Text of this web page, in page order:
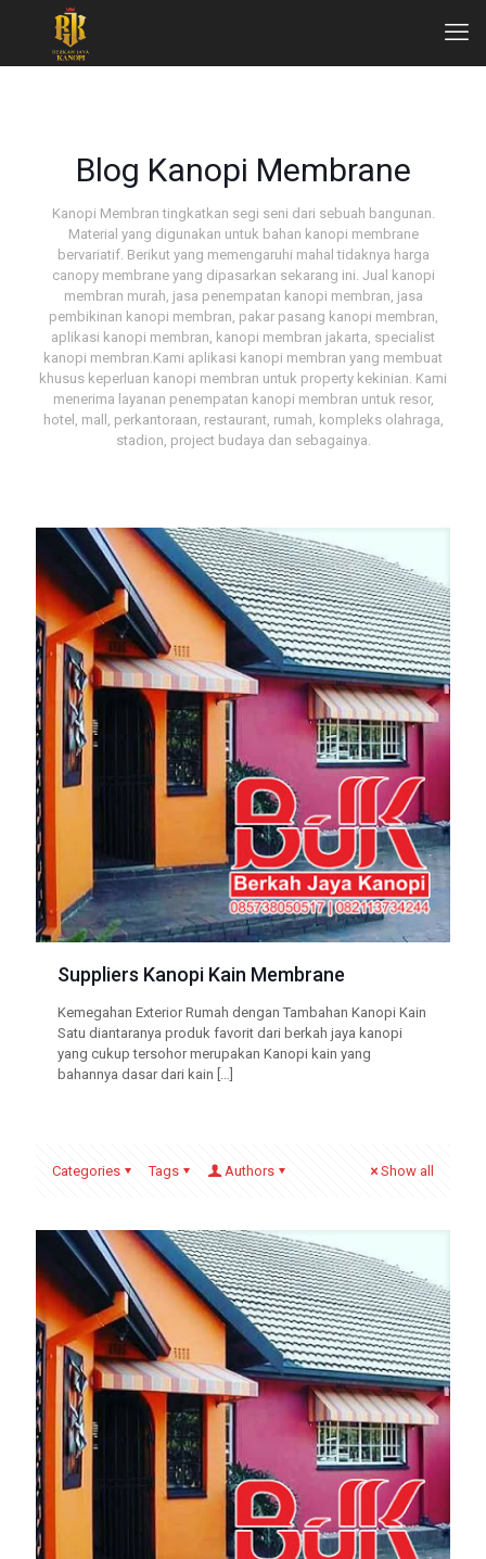
Blog Kanopi Membrane
Kanopi Membran tingkatkan segi seni dari sebuah bangunan.
Material yang digunakan untuk bahan kanopi membrane
bervariatif. Berikut yang memengaruhi mahal tidaknya harga
canopy membrane yang dipasarkan sekarang ini. Jual kanopi
membran murah, jasa penempatan kanopi membran, jasa
pembikinan kanopi membran, pakar pasang kanopi membran,
aplikasi kanopi membran, kanopi membran jakarta, specialist
kanopi membran.Kami aplikasi kanopi membran yang membuat
khusus keperluan kanopi membran untuk property kekinian. Kami
menerima layanan penempatan kanopi membran untuk resor,
hotel, mall, perkantoraan, restaurant, rumah, kompleks olahraga,
stadion, project budaya dan sebagainya.
Suppliers Kanopi Kain Membrane
Kemegahan Exterior Rumah dengan Tambahan Kanopi Kain
Satu diantaranya produk favorit dari berkah jaya kanopi
yang cukup tersohor merupakan Kanopi kain yang
bahannya dasar dari kain […]
Categories Tags Authors Show all